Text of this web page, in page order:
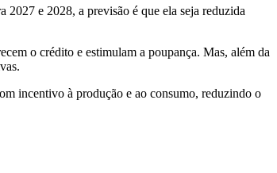
2027 e 2028, a previsão é que ela seja reduzida
o crédito e estimulam a poupança. Mas, além da
incentivo à produção e ao consumo, reduzindo o